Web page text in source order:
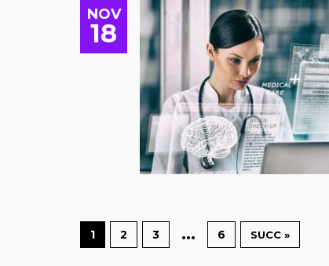
NOV
18
1 2 3 … 6 SUCC »